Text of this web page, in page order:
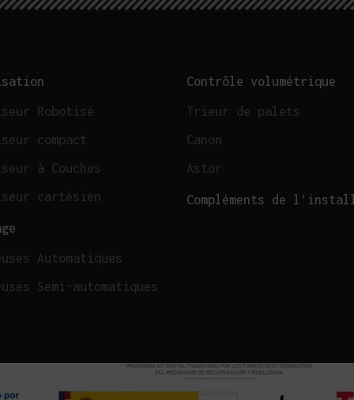
Robotisé
compact
à Couches
cartésien
Automatiques
Semi-automatiques
Contrôle volumétrique
Trieur de palets
Canon
Astor
Compléments de